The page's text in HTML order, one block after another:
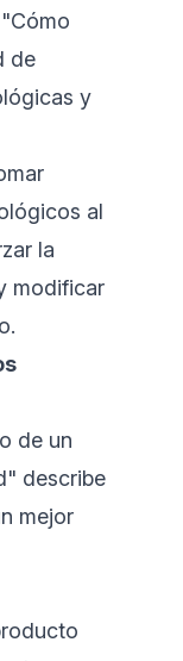
de
y
al
la
modificar
de un
describe
mejor